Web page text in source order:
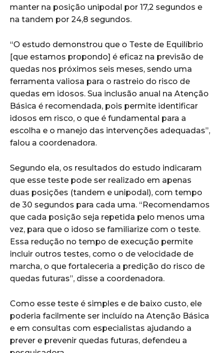
manter na posição unipodal por 17,2 segundos e
na tandem por 24,8 segundos.
“O estudo demonstrou que o Teste de Equilíbrio
[que estamos propondo] é eficaz na previsão de
quedas nos próximos seis meses, sendo uma
ferramenta valiosa para o rastreio do risco de
quedas em idosos. Sua inclusão anual na Atenção
Básica é recomendada, pois permite identificar
idosos em risco, o que é fundamental para a
escolha e o manejo das intervenções adequadas”,
falou a coordenadora.
Segundo ela, os resultados do estudo indicaram
que esse teste pode ser realizado em apenas
duas posições (tandem e unipodal), com tempo
de 30 segundos para cada uma. “Recomendamos
que cada posição seja repetida pelo menos uma
vez, para que o idoso se familiarize com o teste.
Essa redução no tempo de execução permite
incluir outros testes, como o de velocidade de
marcha, o que fortaleceria a predição do risco de
quedas futuras”, disse a coordenadora.
Como esse teste é simples e de baixo custo, ele
poderia facilmente ser incluído na Atenção Básica
e em consultas com especialistas ajudando a
prever e prevenir quedas futuras, defendeu a